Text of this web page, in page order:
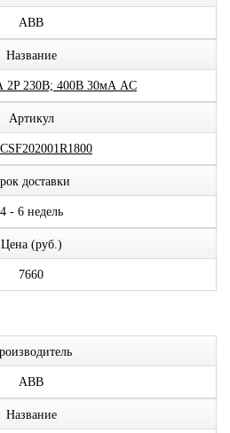
ABB
Название
2P 230В; 400В 30мА AC
Артикул
доставки
4 - 6 недель
Цена (руб.)
7660
ABB
Название